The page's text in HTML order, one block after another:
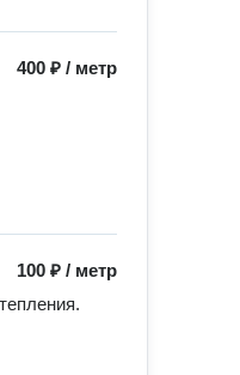
400 ₽ / метр
100 ₽ / метр